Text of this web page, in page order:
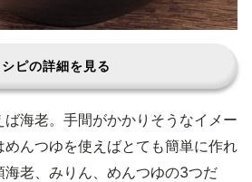
シピの詳細を見る
海老。手間がかかりそうなイメー
めんつゆを使えばとても簡単に作れ
海老、みりん、めんつゆの3つだ